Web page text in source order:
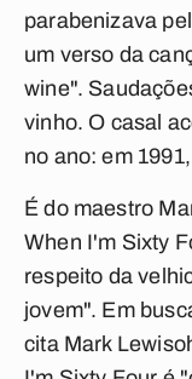
parabenizava
um verso da
wine".
vinho. O casal
no ano: em
É do maestro
When I'm Sixty
respeito da
jovem". Em
cita Mark